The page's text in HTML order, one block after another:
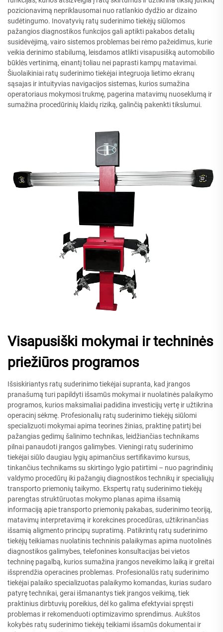
pozicionavimą nepriklausomai nuo ratlankio dydžio ar dizaino
sudėtingumo. Inovatyvių ratų suderinimo tiekėjų siūlomos
pažangios diagnostikos funkcijos gali aptikti pakabos detalių
susidėvėjimą, vairo sistemos problemas bei rėmo pažeidimus, kurie
veikia derinimo stabilumą, leisdamos atlikti visapusišką automobilio
būklės vertinimą, einantį toliau nei paprasti kampų matavimai.
Šiuolaikiniai ratų suderinimo tiekėjai integruoja lietimo ekranų
sąsajas ir intuityvias navigacijos sistemas, kurios sumažina
operatoriaus mokymosi trukmę, pagerina matavimų nuoseklumą ir
sumažina procedūrinių klaidų riziką, galinčią pakenkti tikslumui.
Visapusiški mokymai ir techninės
priežiūros programos
Išsiskiriantys ratų suderinimo tiekėjai supranta, kad įrangos
pranašumą turi papildyti išsamūs mokymai ir nuolatinės palaikymo
programos, kurios maksimaliai padidina investicijų vertę ir užtikrina
operacinį sėkmę. Profesionalių ratų suderinimo tiekėjų siūlomi
specializuoti mokymai apima teorines žinias, praktinę patirtį bei
pažangias gedimų šalinimo technikas, leidžiančias technikams
pilnai panaudoti įrangos galimybes. Vieningi ratų suderinimo
tiekėjai siūlo daugiau lygių apimančius sertifikavimo kursus,
tinkančius technikams su skirtingo lygio patirtimi – nuo pagrindinių
valdymo procedūrų iki pažangių diagnostikos technikų ir specialiųjų
transporto priemonių taikymo. Ekspertų ratų suderinimo tiekėjų
parengtas struktūruotas mokymo planas apima išsamią
informaciją apie transporto priemonių pakabas, suderinimo teoriją,
matavimų interpretavimą ir korekcines procedūras, užtikrinančias
išsamią aligmento principų supratimą. Patikrintų ratų suderinimo
tiekėjų teikiamas nuolatinis techninis palaikymas apima nuotolinės
diagnostikos galimybes, telefonines konsultacijas bei vietos
techninę pagalbą, kurios sumažina įrangos neveikimo laiką ir greitai
išsprendžia operacines problemas. Profesionalūs ratų suderinimo
tiekėjai palaiko specializuotas palaikymo komandas, kurias sudaro
patyrę technikai, gerai išmanantys tiek įrangos veikimą, tiek
praktinius dirbtuvių poreikius, dėl ko galima efektyviai spręsti
problemas ir rekomenduoti optimizavimo sprendimus. Aukštos
kokybės ratų suderinimo tiekėjų teikiami išsamūs dokumentai ir